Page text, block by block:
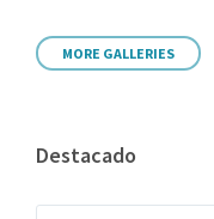
MORE GALLERIES
Destacado